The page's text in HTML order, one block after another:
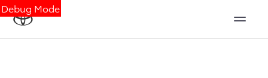
Debug Mode